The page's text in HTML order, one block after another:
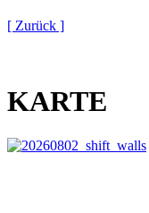
[ Zurück ]
KARTE